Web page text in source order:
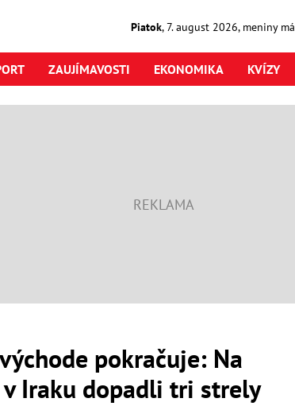
Piatok,7. august2026, meniny má
ZAUJÍMAVOSTI EKONOMIKA KVÍZY
pokračuje: Na
Iraku dopadli tri strely